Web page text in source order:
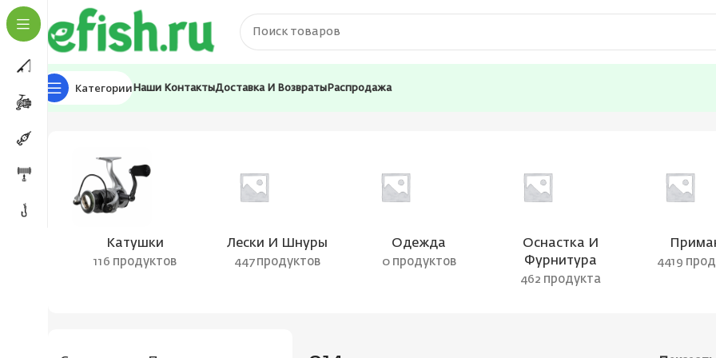
Категории Наши КонтактыДоставка И Возвраты Распродажа
Главная Товар Цвет воблера
Катушки
116 продуктов
Лески И Шнуры
447 продуктов
Одежда
0 продуктов
Оснастка И
Фурнитура
462 продукта
4419